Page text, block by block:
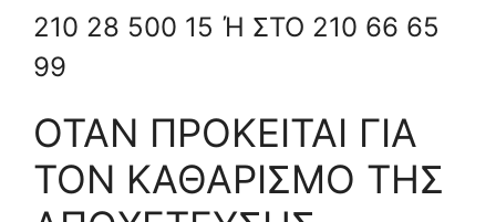
210 28 500 15 Ή ΣΤΟ 210 66 65
99
ΟΤΑΝ ΠΡΟΚΕΙΤΑΙ ΓΙΑ
ΤΟΝ ΚΑΘΑΡΙΣΜΟ ΤΗΣ